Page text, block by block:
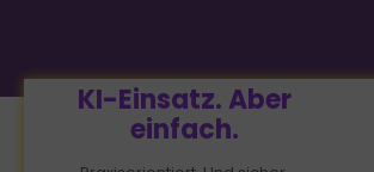
KI-Einsatz. Aber
einfach.